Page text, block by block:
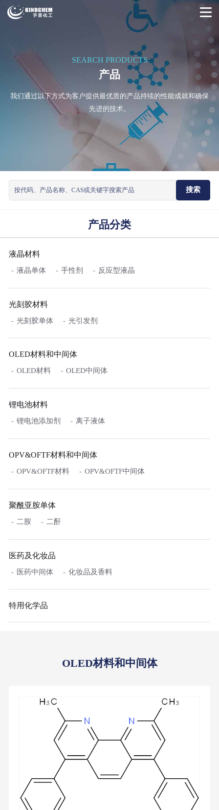
SEARCH PRODUCTS
产品
我们通过以下方式为客户提供最优质的产品持续的性能成就和确保
先进的技术。
搜索
产品分类
液晶材料
液晶单体 手性剂 反应型液晶
光刻胶材料
光刻胶单体 光引发剂
OLED材料和中间体
OLED材料 OLED中间体
锂电池材料
锂电池添加剂 离子液体
OPV&OFTF材料和中间体
OPV&OFTF材料 OPV&OFTF中间体
聚酰亚胺单体
二胺 二酐
医药及化妆品
医药中间体 化妆品及香料
特用化学品
OLED材料和中间体